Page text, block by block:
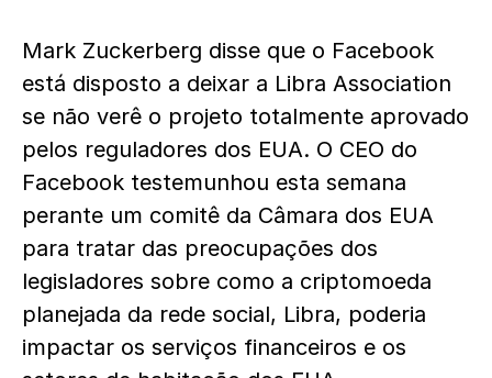
Mark Zuckerberg disse que o Facebook
está disposto a deixar a Libra Association
se não verê o projeto totalmente aprovado
pelos reguladores dos EUA. O CEO do
Facebook testemunhou esta semana
perante um comitê da Câmara dos EUA
para tratar das preocupações dos
legisladores sobre como a criptomoeda
planejada da rede social, Libra, poderia
impactar os serviços financeiros e os